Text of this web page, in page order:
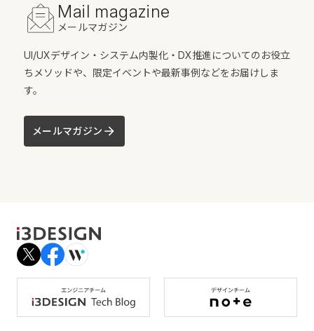
Mail magazine
メールマガジン
UI/UXデザイン・システム内製化・DX推進についてのお役立
ちメソッドや、限定イベントや最新事例などをお届けしま
す。
メールマガジン